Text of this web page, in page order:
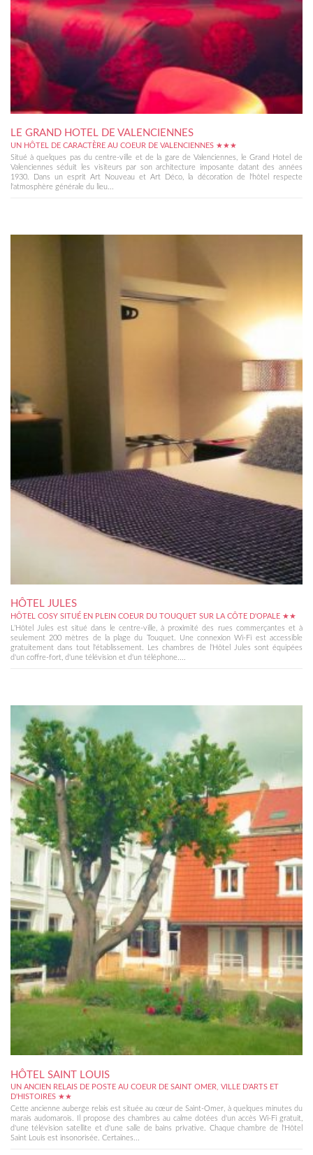
LE GRAND HOTEL DE VALENCIENNES
UN HÔTEL DE CARACTÈRE AU COEUR DE VALENCIENNES ★★★
Situé à quelques pas du centre-ville et de la gare de Valenciennes, le Grand Hotel de
Valenciennes séduit les visiteurs par son architecture imposante datant des années
1930. Dans un esprit Art Nouveau et Art Déco, la décoration de l'hôtel respecte
l'atmosphère générale du lieu...
HÔTEL JULES
HÔTEL COSY SITUÉ EN PLEIN COEUR DU TOUQUET SUR LA CÔTE D'OPALE ★★
L’Hôtel Jules est situé dans le centre-ville, à proximité des rues commerçantes et à
seulement 200 mètres de la plage du Touquet. Une connexion Wi-Fi est accessible
gratuitement dans tout l'établissement. Les chambres de l’Hôtel Jules sont équipées
d'un coffre-fort, d'une télévision et d'un téléphone....
HÔTEL SAINT LOUIS
UN ANCIEN RELAIS DE POSTE AU COEUR DE SAINT OMER, VILLE D'ARTS ET
D'HISTOIRES ★★
Cette ancienne auberge relais est située au cœur de Saint-Omer, à quelques minutes du
marais audomarois. Il propose des chambres au calme dotées d'un accès Wi-Fi gratuit,
d'une télévision satellite et d'une salle de bains privative. Chaque chambre de l'Hôtel
Saint Louis est insonorisée. Certaines...